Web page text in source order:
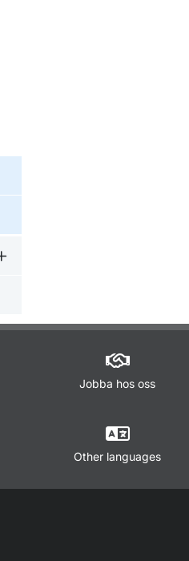
Undermeny för Lagar och regler
Jobba hos oss
Other languages